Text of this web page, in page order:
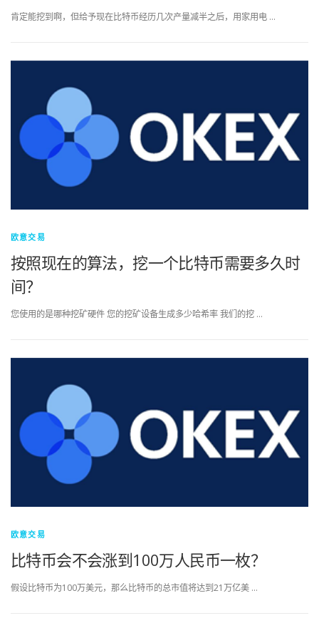
肯定能挖到啊，但给予现在比特币经历几次产量减半之后，用家用电 …
欧意交易
按照现在的算法，挖一个比特币需要多久时
间？
您使用的是哪种挖矿硬件 您的挖矿设备生成多少哈希率 我们的挖 …
欧意交易
比特币会不会涨到100万人民币一枚？
假设比特币为100万美元，那么比特币的总市值将达到21万亿美 …